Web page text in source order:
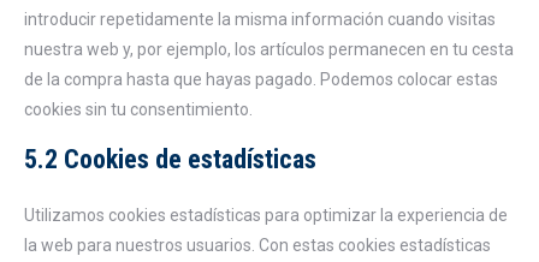
introducir repetidamente la misma información cuando visitas
nuestra web y, por ejemplo, los artículos permanecen en tu cesta
de la compra hasta que hayas pagado. Podemos colocar estas
cookies sin tu consentimiento.
5.2 Cookies de estadísticas
Utilizamos cookies estadísticas para optimizar la experiencia de
la web para nuestros usuarios. Con estas cookies estadísticas